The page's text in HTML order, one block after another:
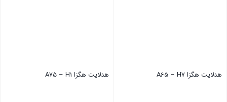
هدلایت هگزا A65 – H7 هدلایت هگزا A75 – H1